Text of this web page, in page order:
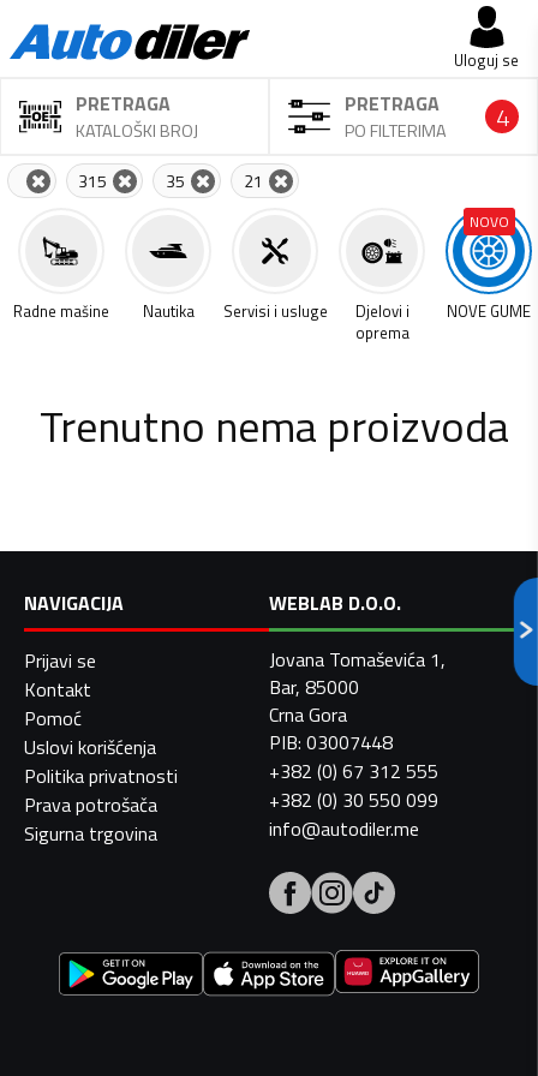
Uloguj se
PRETRAGA
KATALOŠKI BROJ
PRETRAGA
PO FILTERIMA 4
315 35 21
Radne mašine Nautika Servisi i usluge
Djelovi i
oprema
NOVO
NOVE GUME
Trenutno nema proizvoda
NAVIGACIJA
Prijavi se
Kontakt
Pomoć
Uslovi korišćenja
Politika privatnosti
Prava potrošača
Sigurna trgovina
WEBLAB D.O.O.
Jovana Tomaševića 1,
Bar, 85000
Crna Gora
PIB: 03007448
+382 (0) 67 312 555
+382 (0) 30 550 099
info@autodiler.me